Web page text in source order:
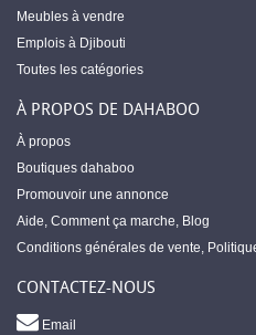
Meubles à vendre
Emplois à Djibouti
Toutes les catégories
À PROPOS DE DAHABOO
À propos
Boutiques dahaboo
Promouvoir une annonce
Aide, Comment ça marche, Blog
Conditions générales de vente,
CONTACTEZ-NOUS
Email